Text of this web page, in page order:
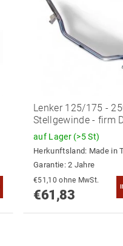
Lenker 125/175 -
Stellgewinde - firm
auf Lager (>5 St)
Herkunftsland: Made in
Garantie: 2 Jahre
€51,10 ohne MwSt.
€61,83